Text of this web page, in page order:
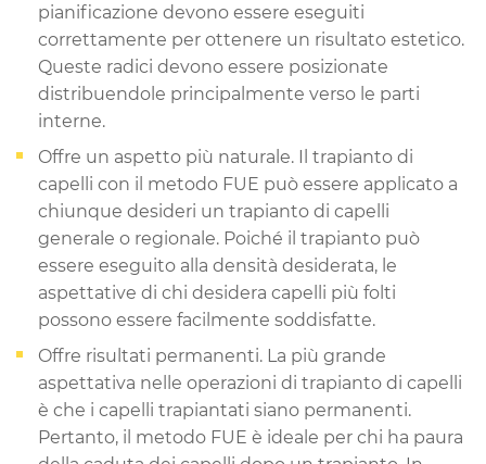
pianificazione devono essere eseguiti
correttamente per ottenere un risultato estetico.
Queste radici devono essere posizionate
distribuendole principalmente verso le parti
interne.
Offre un aspetto più naturale. Il trapianto di
capelli con il metodo FUE può essere applicato a
chiunque desideri un trapianto di capelli
generale o regionale. Poiché il trapianto può
essere eseguito alla densità desiderata, le
aspettative di chi desidera capelli più folti
possono essere facilmente soddisfatte.
Offre risultati permanenti. La più grande
aspettativa nelle operazioni di trapianto di capelli
è che i capelli trapiantati siano permanenti.
Pertanto, il metodo FUE è ideale per chi ha paura